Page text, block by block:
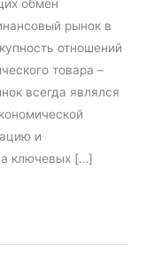
обмен
рынок в
отношений
товара –
всегда являлся
и
ключевых […]